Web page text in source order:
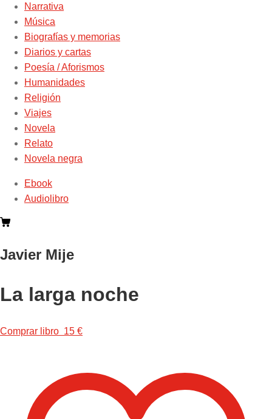
Narrativa
Música
Biografías y memorias
Diarios y cartas
Poesía / Aforismos
Humanidades
Religión
Viajes
Novela
Relato
Novela negra
Ebook
Audiolibro
Javier Mije
La larga noche
Comprar libro 15 €